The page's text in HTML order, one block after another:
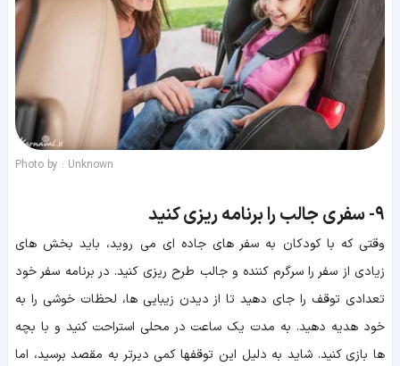
Photo by : Unknown
۹- سفری جالب را برنامه ریزی کنید
وقتی که با کودکان به سفر های جاده ای می روید، باید بخش های
زیادی از سفر را سرگرم کننده و جالب طرح ریزی کنید. در برنامه سفر خود
تعدادی توقف را جای دهید تا از دیدن زیبایی ها، لحظات خوشی را به
خود هدیه دهید. به مدت یک ساعت در محلی استراحت کنید و با بچه
ها بازی کنید. شاید به دلیل این توقفها کمی دیرتر به مقصد برسید، اما